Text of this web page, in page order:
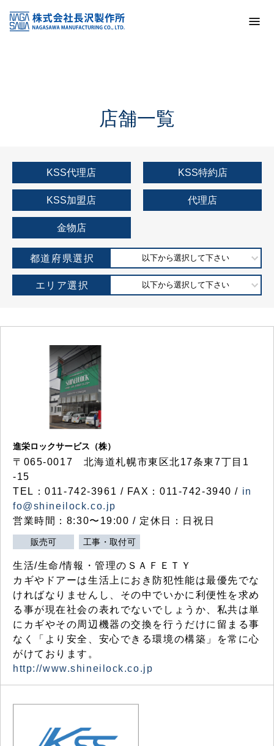
KSS加盟店・取扱店情報
店舗一覧
店舗一覧
KSS代理店 KSS特約店
KSS加盟店 代理店
金物店
都道府県選択 以下から選択して下さい
エリア選択 以下から選択して下さい
進栄ロックサービス（株）
〒065-0017 北海道札幌市東区北17条東7丁目1
-15
TEL：011-742-3961 / FAX：011-742-3940 / in
fo@shineilock.co.jp
営業時間：8:30〜19:00 / 定休日：日祝日
販売可 工事・取付可
生活/生命/情報・管理のＳＡＦＥＴＹ
カギやドアーは生活上におき防犯性能は最優先でな
ければなりませんし、その中でいかに利便性を求め
る事が現在社会の表れでないでしょうか、私共は単
にカギやその周辺機器の交換を行うだけに留まる事
なく「より安全、安心できる環境の構築」を常に心
がけております。
http://www.shineilock.co.jp